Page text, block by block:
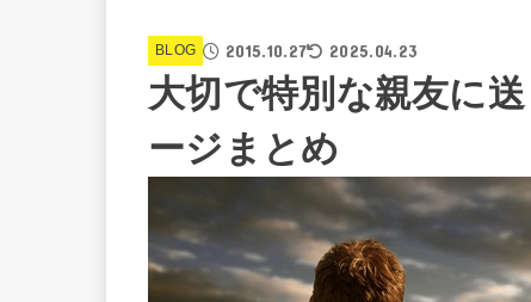
BLOG 2015.10.27 2025.04.23
大切で特別な親友に
ージまとめ